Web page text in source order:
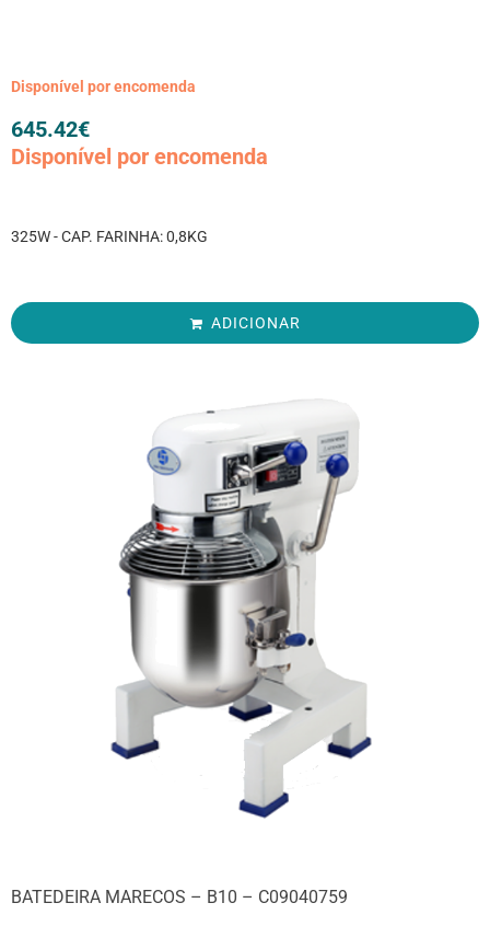
Disponível por encomenda
645.42€
Disponível por encomenda
325W - CAP. FARINHA: 0,8KG
ADICIONAR
BATEDEIRA MARECOS – B10 – C09040759